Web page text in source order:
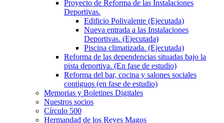
Proyecto de Reforma de las Instalaciones
Deportivas.
Edificio Polivalente (Ejecutada)
Nueva entrada a las Instalaciones
Deportivas. (Ejecutada)
Piscina climatizada. (Ejecutada)
Reforma de las dependencias situadas bajo la
pista deportiva. (En fase de estudio)
Reforma del bar, cocina y salones sociales
contiguos (en fase de estudio)
Memorias y Boletines Digitales
Nuestros socios
Círculo 500
Hermandad de los Reyes Magos